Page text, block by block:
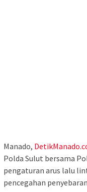
Manado,
Polda Sulut bersama
pengaturan arus lalu
pencegahan